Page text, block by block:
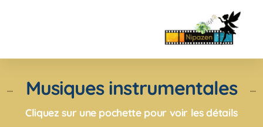
Musiques instrumentales
Cliquez sur une pochette pour voir les détails